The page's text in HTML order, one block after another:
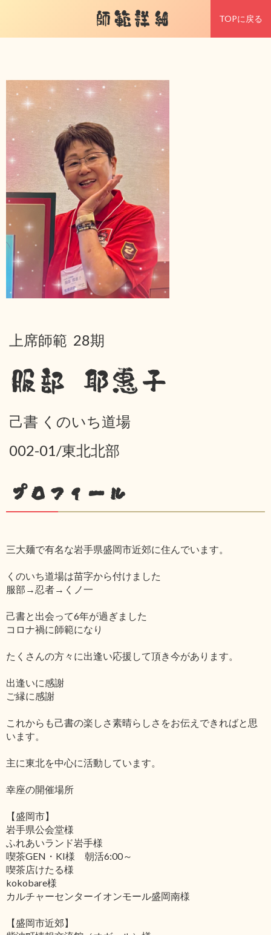
師範詳細 TOPに戻る
上席師範 28期
服部 耶惠子
己書 くのいち道場
002-01/東北北部
プロフィール
三大麺で有名な岩手県盛岡市近郊に住んでいます。
くのいち道場は苗字から付けました
服部→忍者→くノ一
己書と出会って6年が過ぎました
コロナ禍に師範になり
たくさんの方々に出逢い応援して頂き今があります。
出逢いに感謝
ご縁に感謝
これからも己書の楽しさ素晴らしさをお伝えできればと思
います。
主に東北を中心に活動しています。
幸座の開催場所
【盛岡市】
岩手県公会堂様
ふれあいランド岩手様
喫茶GEN・KI様 朝活6:00～
喫茶店けたる様
kokobare様
カルチャーセンターイオンモール盛岡南様
【盛岡市近郊】